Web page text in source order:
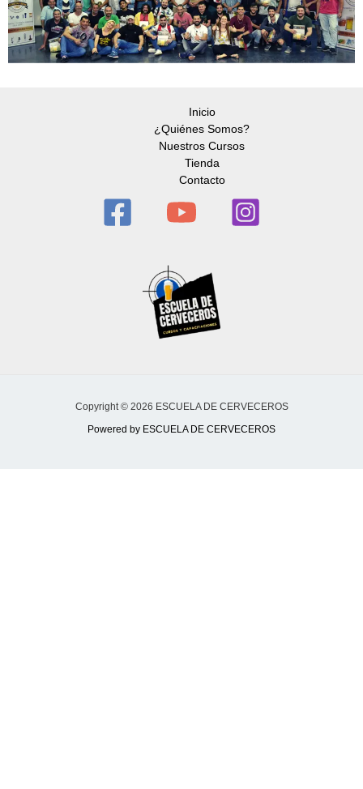
Inicio
¿Quiénes Somos?
Nuestros Cursos
Tienda
Contacto
Copyright © 2026 ESCUELA DE CERVECEROS
Powered by ESCUELA DE CERVECEROS